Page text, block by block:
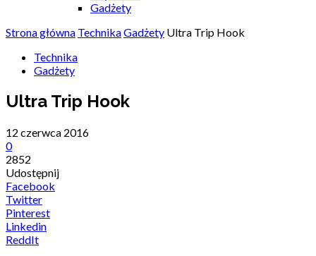
Gadżety
Strona główna TechnikaGadżety Ultra Trip Hook
Technika
Gadżety
Ultra Trip Hook
12 czerwca 2016
0
2852
Udostępnij
Facebook
Twitter
Pinterest
Linkedin
ReddIt